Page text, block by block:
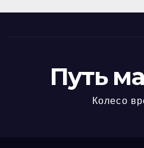
Путь
Колесо